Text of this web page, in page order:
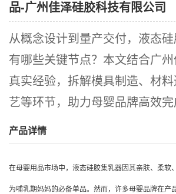
品-广州佳泽硅胶科技有限公司
从概念设计到量产交付，液态
有哪些关键节点？本文结合广
真实经验，拆解模具制造、材
艺等环节，助力母婴品牌高效完
产品详情
在母婴用品市场中，液态硅胶集乳器因其亲肤、柔软
为哺乳期妈妈的必备单品。然而，许多母婴品牌在产